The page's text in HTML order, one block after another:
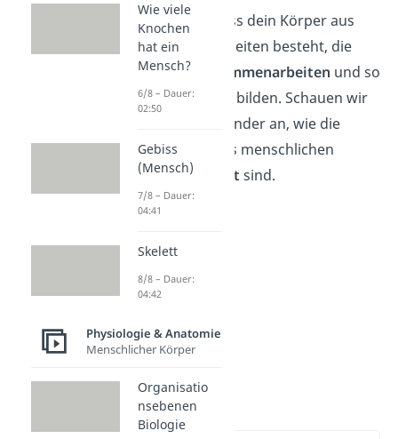
Du siehst also, dass dein Körper aus
vielen kleinen Einheiten besteht, die
miteinander
zusammenarbeiten und so
größere Einheiten bilden. Schauen wir
uns jetzt nacheinander an, wie die
einzelnen Teile des menschlichen
Körpersaufgebaut sind.
Zellen
Wie viele
Knochen
hat ein
Mensch?
6/8 – Dauer:
02:50
Gebiss
(Mensch)
7/8 – Dauer:
04:41
Skelett
8/8 – Dauer:
04:42
Physiologie & Anatomie
Menschlicher Körper
Organisatio
nsebenen
Biologie